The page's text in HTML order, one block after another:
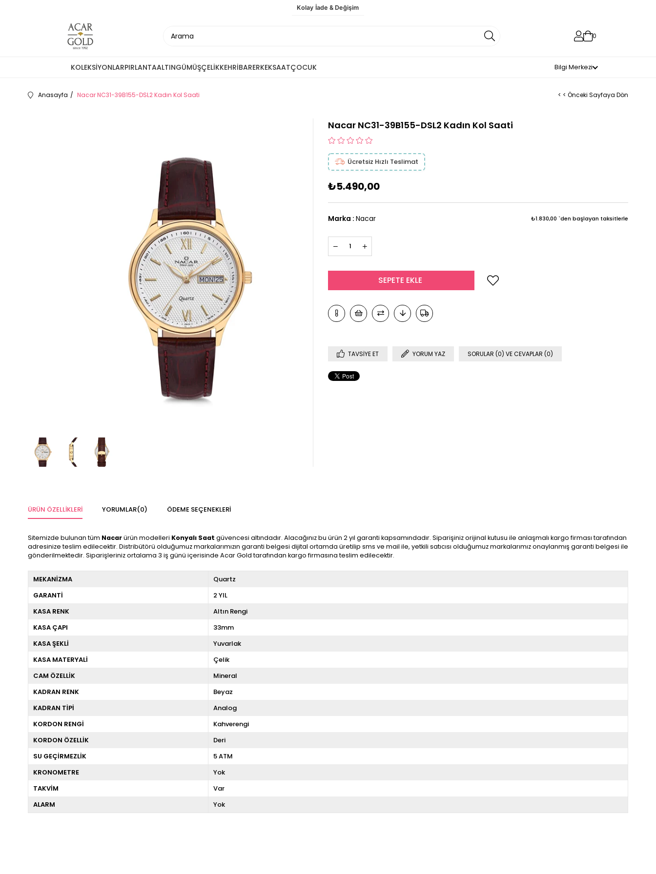
Kolay İade & Değişim
0
KOLEKSİYONLARPIRLANTAALTINGÜMÜŞÇELİKKEHRİBARERKEKSAATÇOCUK Bilgi Merkezi
Anasayfa Nacar NC31-39B155-DSL2 Kadın Kol Saati < < Önceki Sayfaya Dön
Nacar NC31-39B155-DSL2 Kadın Kol Saati
Ücretsiz Hızlı Teslimat
₺5.490,00
Marka : Nacar ₺1.830,00 `den başlayan taksitlerle
TAVSIYE ET YORUM YAZ SORULAR (0) VE CEVAPLAR (0)
ÜRÜN ÖZELLIKLERI YORUMLAR(0) ÖDEME SEÇENEKLERI
Sitemizde bulunan tüm Nacarürün modelleri Konyalı Saat güvencesi altındadır. Alacağınız bu ürün 2 yıl garanti kapsamındadır. Siparişiniz orijinal kutusu ile anlaşmalı kargo firması tarafından
adresinize teslim edilecektir. Distribütörü olduğumuz markalarımızın garanti belgesi dijital ortamda üretilip sms ve mail ile, yetkili satıcısı olduğumuz markalarımız onaylanmış garanti belgesi ile
gönderilmektedir. Siparişleriniz ortalama 3 iş günü içerisinde Acar Gold tarafından kargo firmasına teslim edilecektir.
MEKANİZMA
Quartz
GARANTİ
2 YIL
KASA RENK
Altın Rengi
KASA ÇAPI
33mm
KASA ŞEKLİ
Yuvarlak
KASA MATERYALİ
Çelik
CAM ÖZELLİK
Mineral
KADRAN RENK
Beyaz
KADRAN TİPİ
Analog
KORDON RENGİ
Kahverengi
KORDON ÖZELLİK
Deri
SU GEÇİRMEZLİK
5 ATM
KRONOMETRE
Yok
TAKVİM
Var
ALARM
Yok